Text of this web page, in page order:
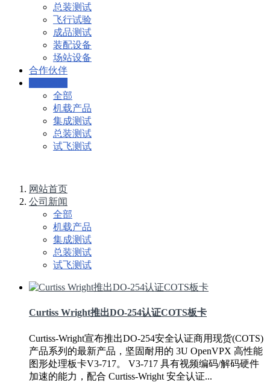
总装测试
飞行试验
成品测试
装配设备
场站设备
合作伙伴
全部
机载产品
集成测试
总装测试
试飞测试
网站首页
公司新闻
全部
机载产品
集成测试
总装测试
试飞测试
Curtiss Wright推出DO-254认证COTS板卡
Curtiss-Wright宣布推出DO-254安全认证商用现货(COTS)
产品系列的最新产品，坚固耐用的 3U OpenVPX 高性能
图形处理板卡V3-717。 V3-717 具有视频编码/解码硬件
加速的能力，配合 Curtiss-Wright 安全认证...